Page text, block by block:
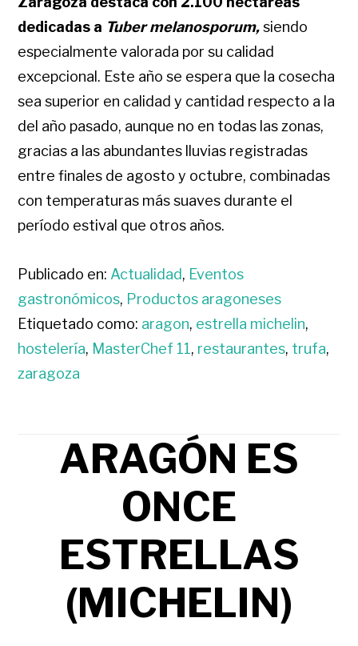
dedicadas a Tuber melanosporum, siendo
especialmente valorada por su calidad
excepcional. Este año se espera que la cosecha
sea superior en calidad y cantidad respecto a la
del año pasado, aunque no en todas las zonas,
gracias a las abundantes lluvias registradas
entre finales de agosto y octubre, combinadas
con temperaturas más suaves durante el
período estival que otros años.
Publicado en: Actualidad, Eventos
gastronómicos, Productos aragoneses
Etiquetado como: aragon, estrella michelin,
hostelería, MasterChef 11, restaurantes, trufa,
zaragoza
ARAGÓN ES
ONCE
ESTRELLAS
(MICHELIN)